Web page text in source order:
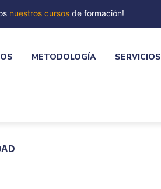
nuestros cursosde formación!
METODOLOGÍA SERVICIOS